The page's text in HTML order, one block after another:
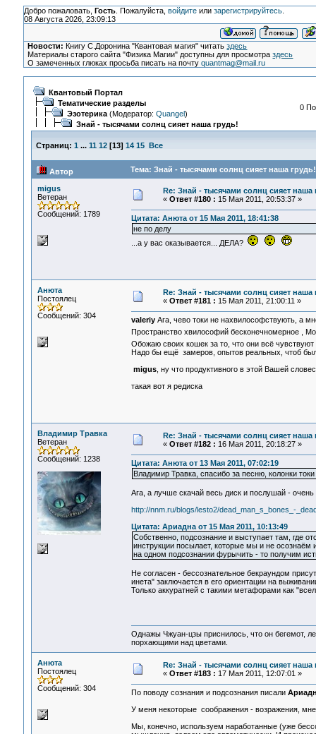
Добро пожаловать, Гость. Пожалуйста, войдитеили зарегистрируйтесь.
08 Августа 2026, 23:09:13
Новости: Книгу С.Доронина "Квантовая магия" читатьздесь
Материалы старого сайта "Физика Магии" доступны для просмотраздесь
О замеченных глюках просьба писать на почтуquantmag@mail.ru
Квантовый Портал
Тематические разделы
Эзотерика(Модератор: Quangel)
Знай - тысячами солнц сияет наша грудь!
0
Страниц: 1 ... 11 12[13] 14 15 Все
Автор Тема: Знай - тысячами солнц сияет наша
migus
Ветеран
Сообщений: 1789
Re: Знай - тысячами солнц сияет наша
« Ответ #180 : 15 Мая 2011, 20:53:37 »
Цитата: Анюта от 15 Мая 2011, 18:41:38
не по делу
...а у вас оказывается... ДЕЛА?
Анюта
Постоялец
Сообщений: 304
Re: Знай - тысячами солнц сияет наша
« Ответ #181 : 15 Мая 2011, 21:00:11 »
valeriyАга, чево токи не нахвилософствують, а
Пространство хвилософий бесконечномерное ,
Обожаю своих кошек за то, что они всё
Надо бы ещё замеров, опытов реальных, чтоб
migus, ну что продуктивного в этой Вашей
такая вот я редиска
Владимир Травка
Ветеран
Сообщений: 1238
Re: Знай - тысячами солнц сияет наша
« Ответ #182 : 16 Мая 2011, 20:18:27 »
Цитата: Анюта от 13 Мая 2011, 07:02:19
Владимир Травка, спасибо за песню, колонки
Ага, а лучше скачай весь диск и послушай -
http://nnm.ru/blogs/lesto2/dead_man_s_bones_-
Цитата: Ариадна от 15 Мая 2011, 10:13:49
Собственно, подсознание и выступает там, где
инструкции посылает, которые мы и не осознаём
на одном подсознании фурычить - то получим
Не согласен - бессознательное бекраундом
инета" заключается в его ориентации на
Только аккуратней с такими метафорами как
Однажы Чжуан-цзы приснилось, что он бегемот,
порхающими над цветами.
Анюта
Постоялец
Сообщений: 304
Re: Знай - тысячами солнц сияет наша
« Ответ #183 : 17 Мая 2011, 12:07:01 »
По поводу сознания и подсознания писали
У меня некоторые соображения - возражения,
Мы, конечно, используем наработанные (уже